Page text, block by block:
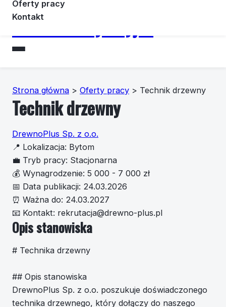
Forummotoryzacyjne
Oferty pracy
Kontakt
Strona główna > Oferty pracy > Technik drzewny
Technik drzewny
DrewnoPlus Sp. z o.o.
📍 Lokalizacja: Bytom
💼 Tryb pracy: Stacjonarna
💰 Wynagrodzenie: 5 000 - 7 000 zł
📅 Data publikacji: 24.03.2026
⏰ Ważna do: 24.03.2027
📧 Kontakt: rekrutacja@drewno-plus.pl
Opis stanowiska
# Technika drzewny
## Opis stanowiska
DrewnoPlus Sp. z o.o. poszukuje doświadczonego
technika drzewnego, który dołączy do naszego